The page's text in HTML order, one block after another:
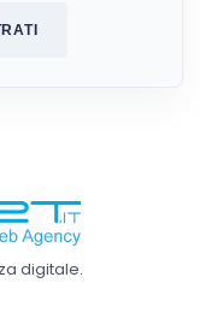
digitale.